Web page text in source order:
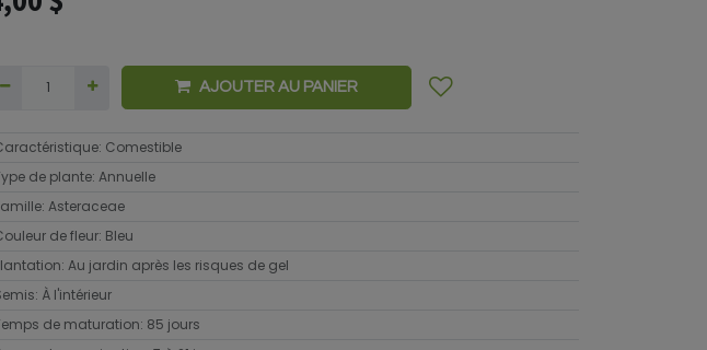
AJOUTER AU PANIER
: Comestible
de plante: Annuelle
: Asteraceae
de fleur: Bleu
: Au jardin après les risques de gel
: À l'intérieur
de maturation: 85 jours